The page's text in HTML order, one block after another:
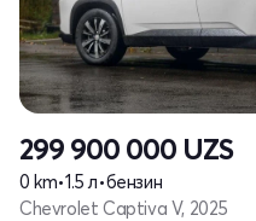
299 900 000 UZS
0 km•1.5 л•бензин
Chevrolet Captiva V, 2025